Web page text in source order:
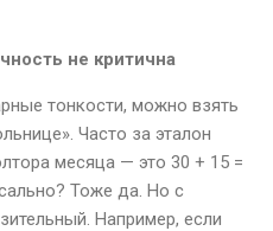
не критична
тонкости, можно взять
Часто за эталон
месяца — это 30 + 15 =
Тоже да. Но с
Например, если